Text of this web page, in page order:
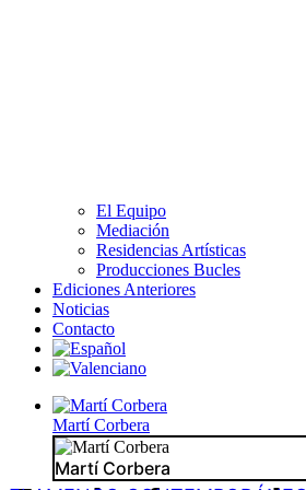
El Equipo
Mediación
Residencias Artísticas
Producciones Bucles
Ediciones Anteriores
Noticias
Contacto
Martí Corbera
Martí Corbera